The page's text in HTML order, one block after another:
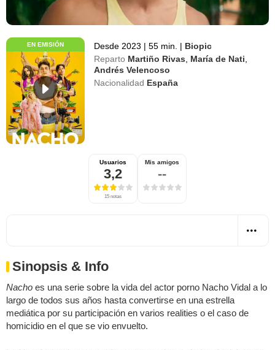
EN EMISIÓN Desde 2023 | 55 min. | Biopic
Reparto Martiño Rivas María de Nati
Andrés Velencoso
Nacionalidad España
Usuarios
3,2
15 notas
Mis amigos
--
Sinopsis & Info
Nacho es una serie sobre la vida del actor porno Nacho Vidal a lo
largo de todos sus años hasta convertirse en una estrella
mediática por su participación en varios realities o el caso de
homicidio en el que se vio envuelto.